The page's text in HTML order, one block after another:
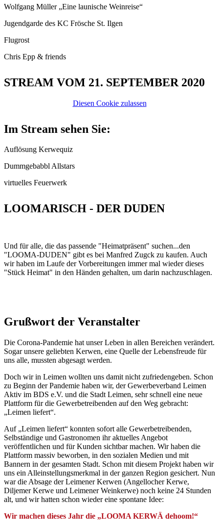
Wolfgang Müller „Eine launische Weinreise“
Jugendgarde des KC Frösche St. Ilgen
Flugrost
Chris Epp & friends
STREAM VOM 21. SEPTEMBER 2020
Diesen Cookie zulassen
Im Stream sehen Sie:
Auflösung Kerwequiz
Dummgebabbl Allstars
virtuelles Feuerwerk
LOOMARISCH - DER DUDEN
Und für alle, die das passende "Heimatpräsent" suchen...den
"LOOMA-DUDEN" gibt es bei Manfred Zugck zu kaufen. Auch
wir haben im Laufe der Vorbereitungen immer mal wieder dieses
"Stück Heimat" in den Händen gehalten, um darin nachzuschlagen.
Grußwort der Veranstalter
Die Corona-Pandemie hat unser Leben in allen Bereichen verändert.
Sogar unsere geliebten Kerwen, eine Quelle der Lebensfreude für
uns alle, mussten abgesagt werden.
Doch wir in Leimen wollten uns damit nicht zufriedengeben. Schon
zu Beginn der Pandemie haben wir, der Gewerbeverband Leimen
Aktiv im BDS e.V. und die Stadt Leimen, sehr schnell eine neue
Plattform für die Gewerbetreibenden auf den Weg gebracht:
„Leimen liefert“.
Auf „Leimen liefert“ konnten sofort alle Gewerbetreibenden,
Selbständige und Gastronomen ihr aktuelles Angebot
veröffentlichen und für Kunden sichtbar machen. Wir haben die
Plattform massiv beworben, in den sozialen Medien und mit
Bannern in der gesamten Stadt. Schon mit diesem Projekt haben wir
uns ein Alleinstellungsmerkmal in der ganzen Region gesichert. Nun
war die Absage der Leimener Kerwen (Angellocher Kerwe,
Diljemer Kerwe und Leimener Weinkerwe) noch keine 24 Stunden
alt, und wir hatten schon wieder eine spontane Idee:
Wir machen dieses Jahr die „LOOMA KERWÄ dehoom!“